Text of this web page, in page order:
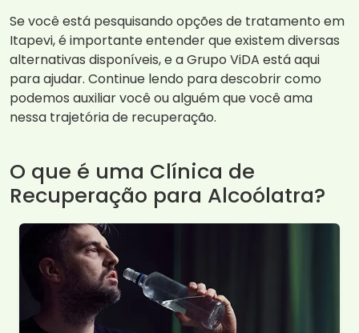
Se você está pesquisando opções de tratamento em
Itapevi, é importante entender que existem diversas
alternativas disponíveis, e a Grupo ViDA está aqui
para ajudar. Continue lendo para descobrir como
podemos auxiliar você ou alguém que você ama
nessa trajetória de recuperação.
O que é uma Clínica de
Recuperação para Alcoólatra?